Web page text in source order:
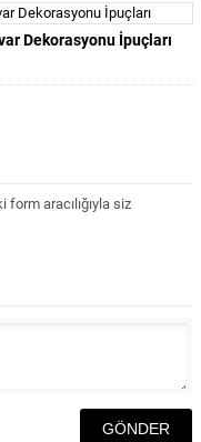
Dekorasyonu İpuçları
form aracılığıyla siz